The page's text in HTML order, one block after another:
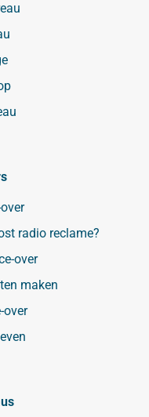
radio reclame?
over
maken
over